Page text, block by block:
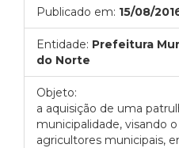
Publicado em: 15/08/
Entidade: Prefeitura
do Norte
Objeto:
a aquisição de uma
municipalidade, visando
agricultores municipais,